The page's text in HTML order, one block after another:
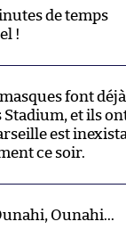
de temps
!
font
Stadium, et ils
est
ce soir.
Ounahi...